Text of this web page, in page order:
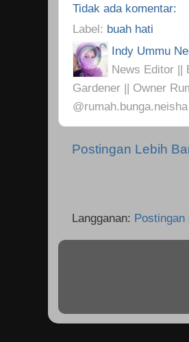
Tidak ada komentar:
Label: buah hati
Indy Ummu
News Editor ||
Gardener || Owner
@rumah.bunga.neisha
Postingan Lebih
Langganan: Postingan